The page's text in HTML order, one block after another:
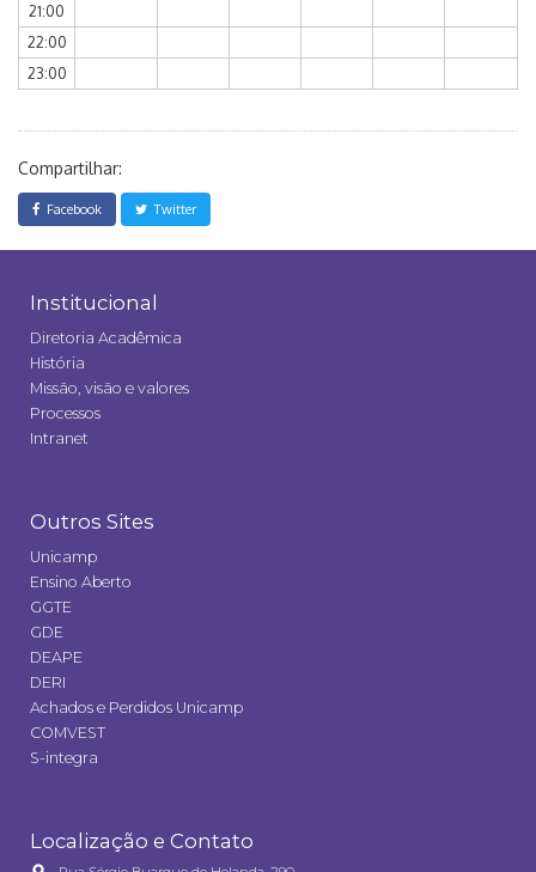
21:00
22:00
23:00
Compartilhar:
Facebook Twitter
Institucional
Diretoria Acadêmica
História
Missão, visão e valores
Processos
Intranet
Outros Sites
Unicamp
Ensino Aberto
GGTE
GDE
DEAPE
DERI
Achados e Perdidos Unicamp
COMVEST
S-integra
Localização e Contato